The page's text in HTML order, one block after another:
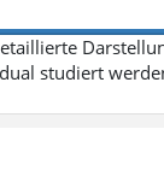
studiert